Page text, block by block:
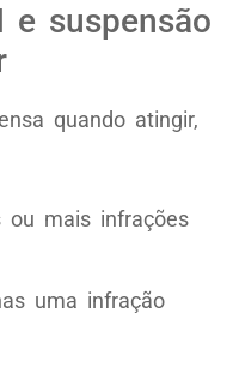
e suspensão
quando atingir,
ou mais infrações
uma infração